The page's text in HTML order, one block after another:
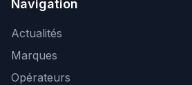
Navigation
Actualités
Marques
Opérateurs